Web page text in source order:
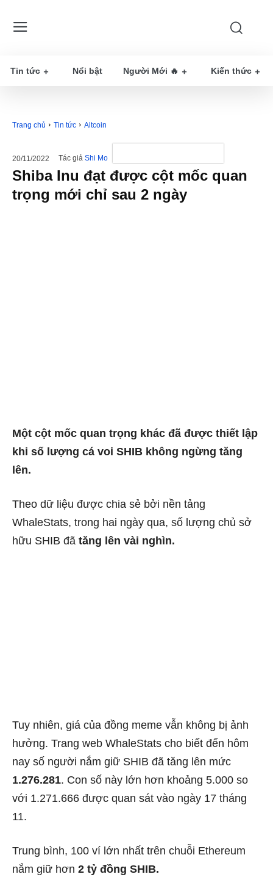
Tin tức Nổi bật Người Mới 🔥 Kiến thức
Trang chủ Tin tức Altcoin
20/11/2022 Tác giả Shi Mo
Shiba Inu đạt được cột mốc quan
trọng mới chỉ sau 2 ngày
Một cột mốc quan trọng khác đã được thiết lập
khi số lượng cá voi SHIB không ngừng tăng
lên.
Theo dữ liệu được chia sẻ bởi nền tảng
WhaleStats, trong hai ngày qua, số lượng chủ sở
hữu SHIB đã tăng lên vài nghìn.
Tuy nhiên, giá của đồng meme vẫn không bị ảnh
hưởng. Trang web WhaleStats cho biết đến hôm
nay số người nắm giữ SHIB đã tăng lên mức
1.276.281. Con số này lớn hơn khoảng 5.000 so
với 1.271.666 được quan sát vào ngày 17 tháng
11.
Trung bình, 100 ví lớn nhất trên chuỗi Ethereum
nắm giữ hơn 2 tỷ đồng SHIB.